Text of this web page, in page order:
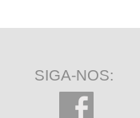
SIGA-NOS: